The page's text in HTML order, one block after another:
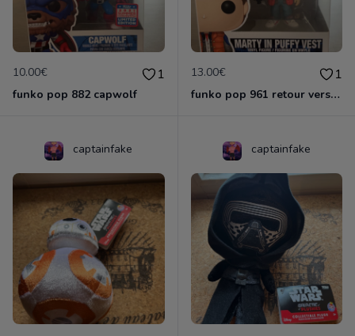
10.00€ 1
funko pop 882 capwolf
13.00€ 1
funko pop 961 retour vers le futurs
captainfake captainfake